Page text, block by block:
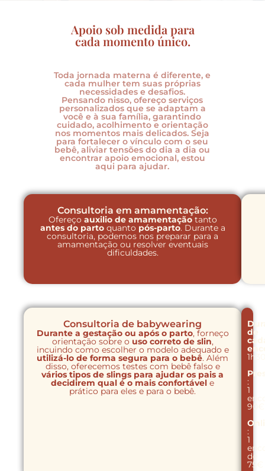
Apoio sob medida para
cada momento único.
Toda jornada materna é diferente, e
cada mulher tem suas próprias
necessidades e desafios.
Pensando nisso, ofereço serviços
personalizados que se adaptam a
você e à sua família, garantindo
cuidado, acolhimento e orientação
nos momentos mais delicados. Seja
para fortalecer o vínculo com o seu
bebê, aliviar tensões do dia a dia ou
encontrar apoio emocional, estou
aqui para ajudar.
Consultoria em amamentação:
Ofereço auxilio de amamentaçãotanto
antes do partoquanto pós-parto. Durante a
consultoria, podemos nos preparar para a
amamentação ou resolver eventuais
dificuldades.
Consultoria de babywearing
Durante a gestação ou após o parto, forneço
orientação sobre o uso correto de slin,
incuindo como escolher o modelo adequado e
utilizá-lo de forma segura para o bebê. Além
disso, oferecemos testes com bebê falso e
vários tipos de slings para ajudar os pais a
decidirem qual é o mais confortável e
prático para eles e para o bebê.
de
1h30
:
1
90€
:
1
de
75€